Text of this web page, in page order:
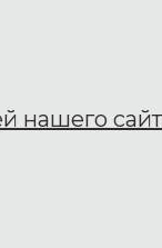
нашего